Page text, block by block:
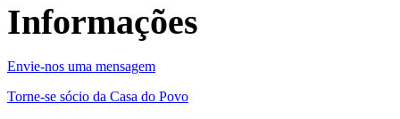
Informações
Envie-nos uma mensagem
Torne-se sócio da Casa do Povo